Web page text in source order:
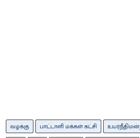
வழக்கு பாட்டாளி மக்கள் கட்சி